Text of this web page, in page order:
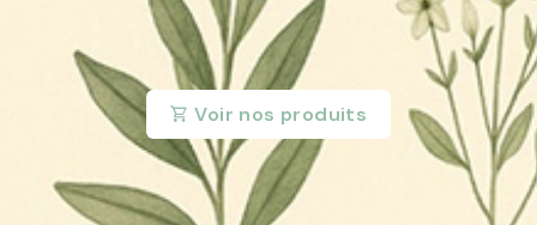
Voir nos produits